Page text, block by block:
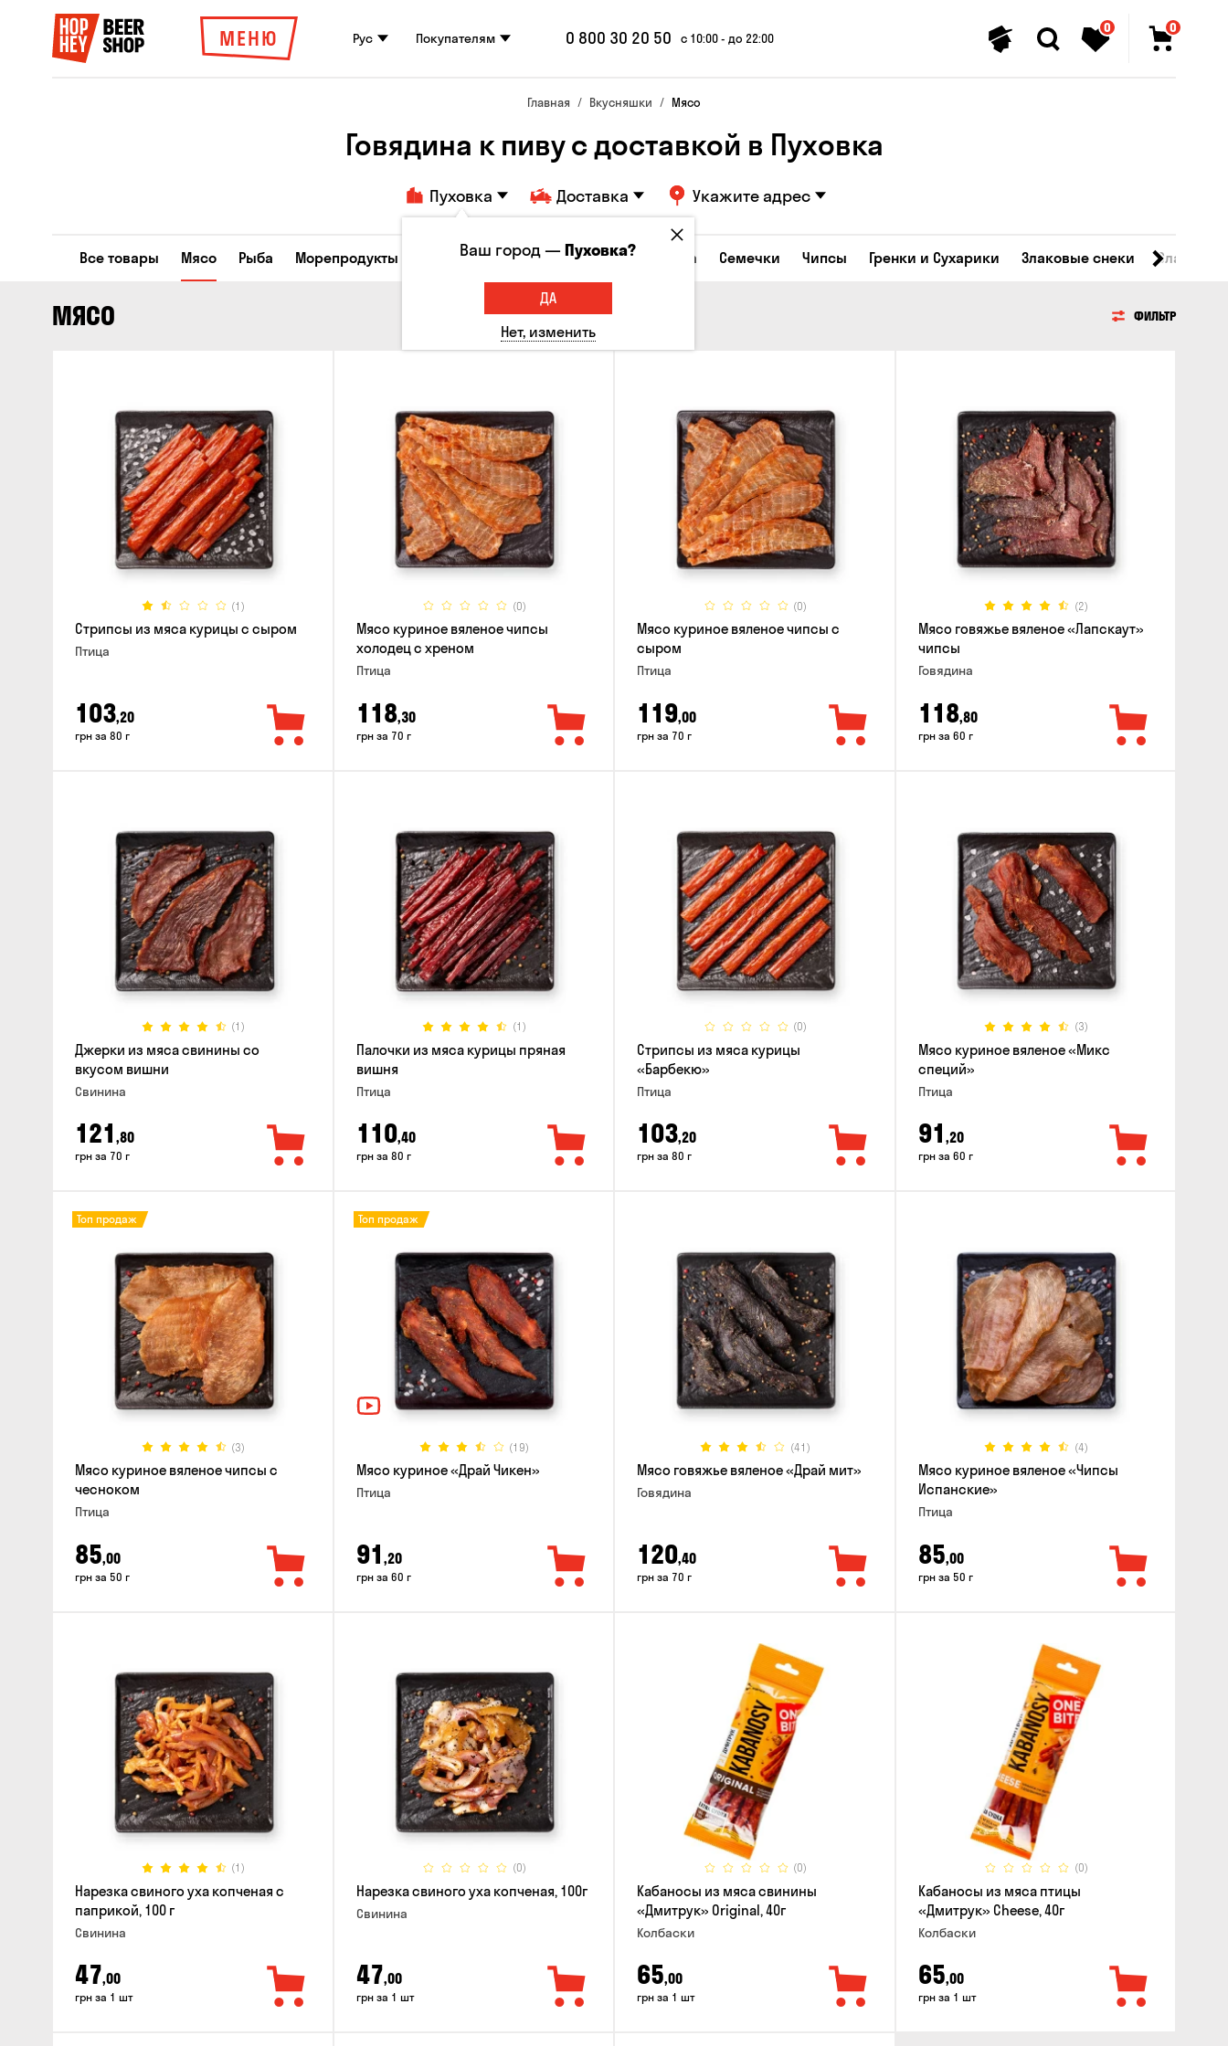
МЕНЮ Рус Покупателям 0 800 30 20 50 с 10:00 - до 22:00
0 0
Главная Вкусняшки Мясо
Говядина к пиву с доставкой в ​​Пуховка
Пуховка Доставка Укажите адрес
Все товары Мясо Рыба Морепродукты Сырные закуски Орешки Кукуруза Семечки Чипсы Гренки и Сухарики Злаковые снеки Сладости
МЯСО ФИЛЬТР
(1)
Стрипсы из мяса курицы с сыром
Птица
103,20
грн за 80 г
(0)
Мясо куриное вяленое чипсы
холодец с хреном
Птица
118,30
грн за 70 г
(0)
Мясо куриное вяленое чипсы с
сыром
Птица
119,00
грн за 70 г
(2)
Мясо говяжье вяленое «Лапскаут»
чипсы
Говядина
118,80
грн за 60 г
(1)
Джерки из мяса свинины со
вкусом вишни
Свинина
121 ,80
грн за 70 г
(1)
Палочки из мяса курицы пряная
вишня
Птица
110,40
грн за 80 г
(0)
Стрипсы из мяса курицы
«Барбекю»
Птица
103,20
грн за 80 г
(3)
Мясо куриное вяленое «Микс
специй»
Птица
91 ,20
грн за 60 г
(3)
Топ продаж
Мясо куриное вяленое чипсы с
чесноком
Птица
85,00
грн за 50 г
(19)
Топ продаж
Мясо куриное «Драй Чикен»
Птица
91 ,20
грн за 60 г
(41)
Мясо говяжье вяленое «Драй мит»
Говядина
120,40
грн за 70 г
(4)
Мясо куриное вяленое «Чипсы
Испанские»
Птица
85,00
грн за 50 г
(1)
Нарезка свиного уха копченая с
паприкой, 100 г
Свинина
47,00
грн за 1 шт
(0)
Нарезка свиного уха копченая, 100г
Свинина
47,00
грн за 1 шт
(0)
Кабаносы из мяса свинины
«Дмитрук» Original, 40г
Колбаски
65,00
грн за 1 шт
(0)
Кабаносы из мяса птицы
«Дмитрук» Cheese, 40г
Колбаски
65,00
грн за 1 шт
Ваш город —Пуховка?
ДА
Нет, изменить